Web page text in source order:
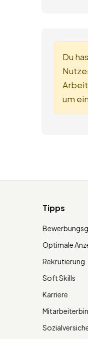
Du
um
Tipps
Optimale
Rekrutierung
Soft Skills
Karriere